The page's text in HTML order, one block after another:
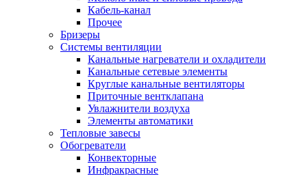
Кабель-канал
Прочее
Бризеры
Системы вентиляции
Канальные нагреватели и охладители
Канальные сетевые элементы
Круглые канальные вентиляторы
Приточные вентклапана
Увлажнители воздуха
Элементы автоматики
Тепловые завесы
Обогреватели
Конвекторные
Инфракрасные